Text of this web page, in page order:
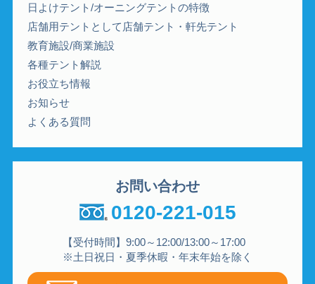
日よけテント/オーニングテントの特徴
店舗用テントとして店舗テント・軒先テント
教育施設/商業施設
各種テント解説
お役立ち情報
お知らせ
よくある質問
お問い合わせ
0120-221-015
【受付時間】9:00～12:00/13:00～17:00
※土日祝日・夏季休暇・年末年始を除く